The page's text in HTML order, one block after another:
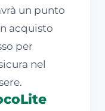
un punto
acquisto
per
nel